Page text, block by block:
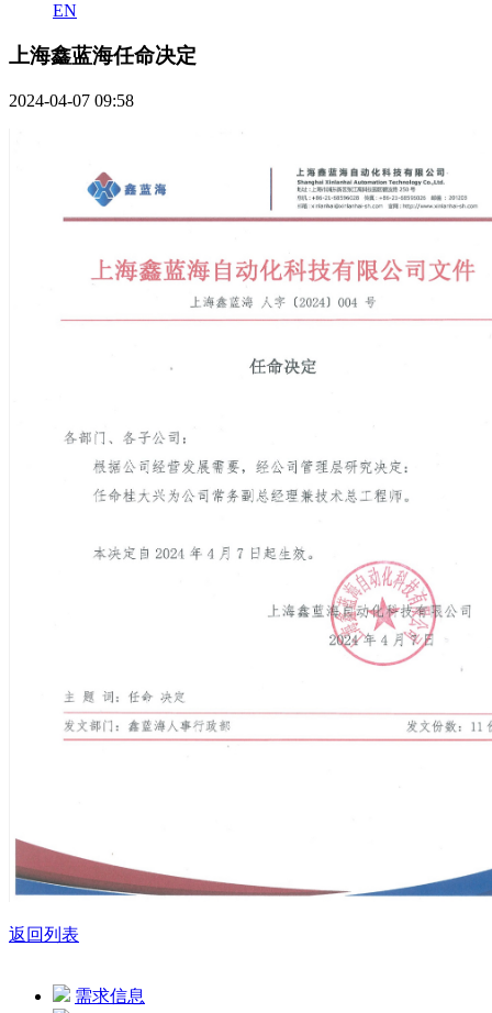
EN
上海鑫蓝海任命决定
2024-04-07 09:58
返回列表
需求信息